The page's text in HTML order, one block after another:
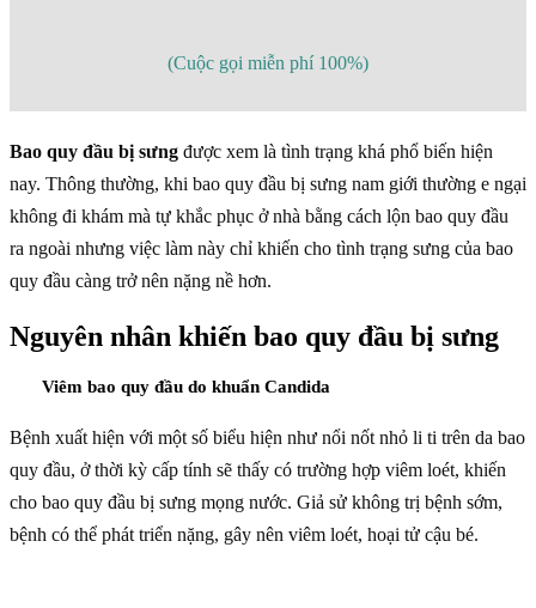
(Cuộc gọi miễn phí 100%)
Bao quy đầu bị sưng được xem là tình trạng khá phổ biến hiện
nay. Thông thường, khi bao quy đầu bị sưng nam giới thường e ngại
không đi khám mà tự khắc phục ở nhà bằng cách lộn bao quy đầu
ra ngoài nhưng việc làm này chỉ khiến cho tình trạng sưng của bao
quy đầu càng trở nên nặng nề hơn.
Nguyên nhân khiến bao quy đầu bị sưng
Viêm bao quy đầu do khuẩn Candida
Bệnh xuất hiện với một số biểu hiện như nổi nốt nhỏ li ti trên da bao
quy đầu, ở thời kỳ cấp tính sẽ thấy có trường hợp viêm loét, khiến
cho bao quy đầu bị sưng mọng nước. Giả sử không trị bệnh sớm,
bệnh có thể phát triển nặng, gây nên viêm loét, hoại tử cậu bé.